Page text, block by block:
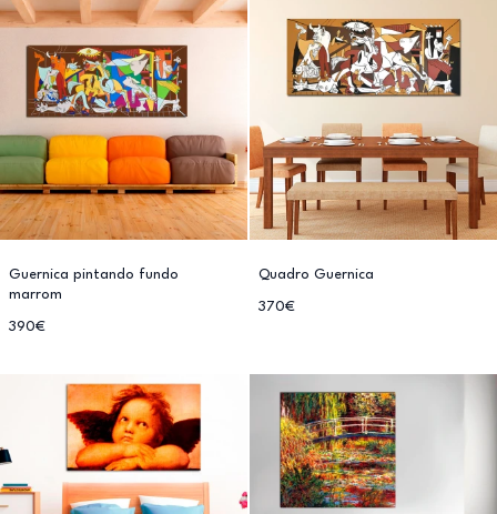
Guernica pintando fundo
marrom
390€
Quadro Guernica
370€